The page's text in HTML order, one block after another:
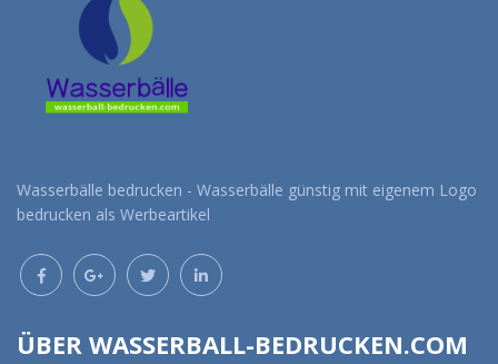
Wasserbälle bedrucken - Wasserbälle günstig mit eigenem Logo
bedrucken als Werbeartikel
ÜBER WASSERBALL-BEDRUCKEN.COM